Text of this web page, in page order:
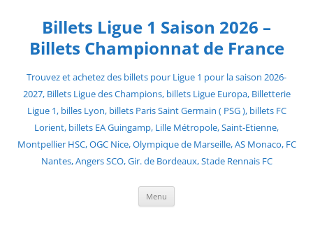
contentBillets Ligue 1 Saison 2026 –
Billets Championnat de France
Trouvez et achetez des billets pour Ligue 1 pour la saison 2026-
2027, Billets Ligue des Champions, billets Ligue Europa, Billetterie
Ligue 1, billes Lyon, billets Paris Saint Germain ( PSG ), billets FC
Lorient, billets EA Guingamp, Lille Métropole, Saint-Etienne,
Montpellier HSC, OGC Nice, Olympique de Marseille, AS Monaco, FC
Nantes, Angers SCO, Gir. de Bordeaux, Stade Rennais FC
Menu